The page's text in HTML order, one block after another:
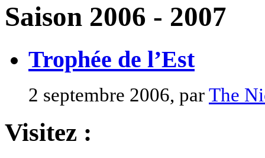
Saison 2006 - 2007
Trophée de l’Est
2 septembre 2006, parThe
Visitez :